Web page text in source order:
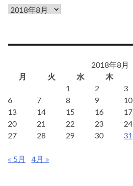
コ
ウ
「テ
イ
ク
ア
ト」
2018年8月
月
火 水 木
1
2 3
6
7 8 9 10
13
14 15 16 17
20
21 22 23 24
27
28 29 30 31
« 5月 4月 »